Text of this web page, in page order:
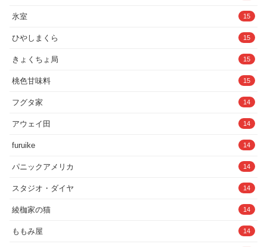
氷室 15
ひやしまくら 15
きょくちょ局 15
桃色甘味料 15
フグタ家 14
アウェイ田 14
furuike 14
パニックアメリカ 14
スタジオ・ダイヤ 14
綾枷家の猫 14
ももみ屋 14